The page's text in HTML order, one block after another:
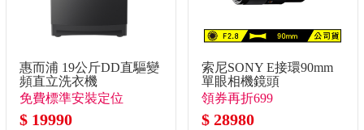
惠而浦 19公斤DD直驅變
頻直立洗衣機
免費標準安裝定位
$ 19990
索尼SONY E接環90mm
單眼相機鏡頭
領券再折699
$ 28980